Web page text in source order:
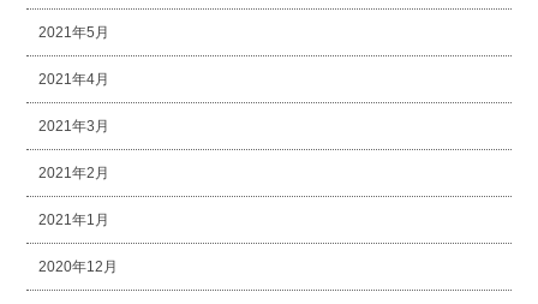
2021年5月
2021年4月
2021年3月
2021年2月
2021年1月
2020年12月